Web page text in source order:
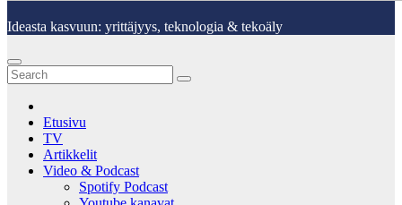
Ideasta kasvuun: yrittäjyys, teknologia & tekoäly
Etusivu
TV
Artikkelit
Video & Podcast
Spotify Podcast